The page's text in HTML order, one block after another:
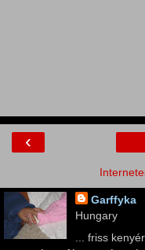
‹
Garffyka
Hungary
... friss